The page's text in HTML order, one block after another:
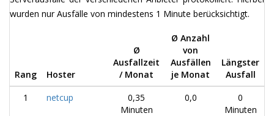
wurden nur Ausfälle von mindestens 1 Minute berücksichtigt.
Rang Hoster
Ø
Ausfallzeit
/ Monat
Ø Anzahl
von
Ausfällen
je Monat
Längster
Ausfall
1
netcup
0,35
Minuten
0,0
0
Minuten